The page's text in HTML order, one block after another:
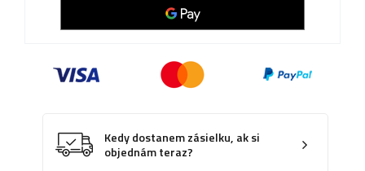
Kedy dostanem zásielku, ak si
objednám teraz?